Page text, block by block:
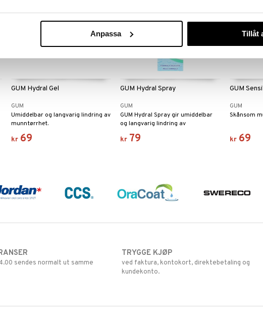
Anpassa Tillåt
GUM Hydral Gel
GUM
Umiddelbar og langvarig lindring av
munntørrhet.
kr 69
GUM Hydral Spray
GUM
GUM Hydral Spray gir umiddelbar
og langvarig lindring av
munntørrhet.
kr 79
GUM
GUM
Skånsom
kr 69
sendes normalt ut samme
TRYGGE KJØP
ved faktura, kontokort, direktebetaling og
kundekonto.